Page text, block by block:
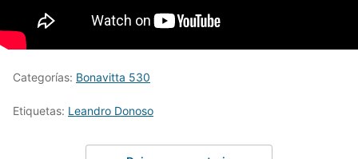
Categorías: Bonavitta 530
Etiquetas: Leandro Donoso